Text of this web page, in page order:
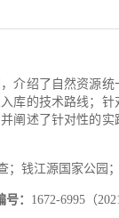
介绍了自然资源
库的技术路线；
阐述了针对性的
；钱江源国家公园
： 1672-6995（